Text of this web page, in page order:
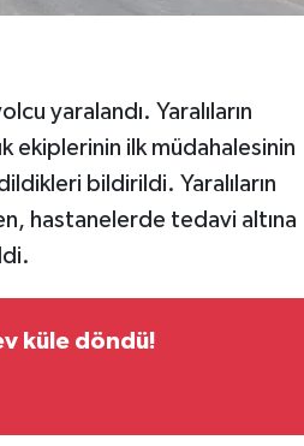
yaralandı. Yaralıların
ekiplerinin ilk müdahalesinin
bildirildi. Yaralıların
hastanelerde tedavi altına
küle döndü!